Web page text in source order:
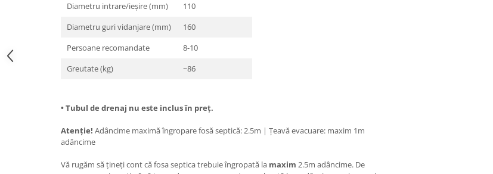
Diametru intrare/ieșire (mm)
110
Diametru guri vidanjare (mm)
160
Persoane recomandate
8-10
Greutate (kg)
~86
• Tubul de drenaj nu este inclus în preț.
Atenție! Adâncime maximă îngropare fosă septică: 2.5m | Țeavă evacuare: maxim 1m
adâncime
Vă rugăm să țineți cont că fosa septica trebuie îngropată la maxim 2.5m adâncime. De